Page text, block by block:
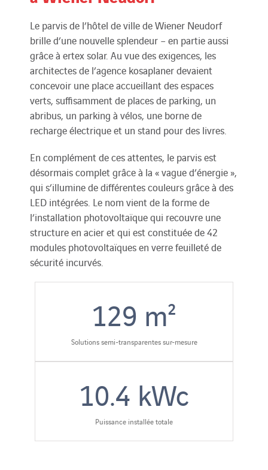
Le parvis de l’hôtel de ville de Wiener Neudorf
brille d’une nouvelle splendeur – en partie aussi
grâce à ertex solar. Au vue des exigences, les
architectes de l’agence kosaplaner devaient
concevoir une place accueillant des espaces
verts, suffisamment de places de parking, un
abribus, un parking à vélos, une borne de
recharge électrique et un stand pour des livres.
En complément de ces attentes, le parvis est
désormais complet grâce à la « vague d’énergie »,
qui s’illumine de différentes couleurs grâce à des
LED intégrées. Le nom vient de la forme de
l’installation photovoltaïque qui recouvre une
structure en acier et qui est constituée de 42
modules photovoltaïques en verre feuilleté de
sécurité incurvés.
129 m²
Solutions semi-transparentes sur-mesure
10.4 kWc
Puissance installée totale